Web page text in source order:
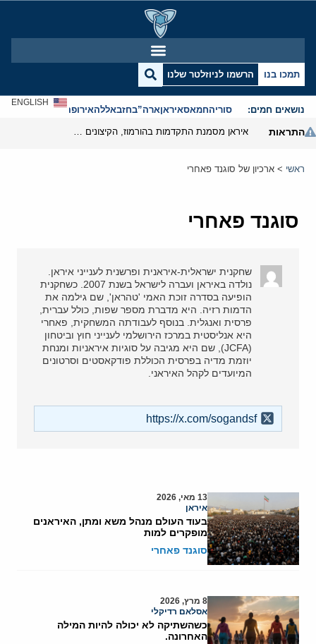
תמכו בנו הרשמו לניוזלטר שלנו
נושאים חמים: סוריהחמאסאיראןארה”בחזבאללהאירופהאנטישמיות
ENGLISH
התראות
ראשי > ארכיון של סוגנד פאחרי
סוגנד פאחרי
שחקנית ישראלית-איראנית ופרשנית לענייני איראן.
נולדה באיראן ועברה לישראל בשנת 2007. כשחקנית
הופיעה בסדרה זוכת האמי 'טהראן', שם גילמה את
הדמות רזיה. היא מדברת מספר שפות, כולל עברית,
פרסית ואנגלית. בנוסף לעבודתה המשחקית, פאחרי
היא אנליסטית במרכז הירושלמי לענייני חוץ וביטחון
(JCFA), שם היא מגיבה על סוגיות איראניות ומנחת
יוזמת מדיה בפרסית הכוללת פודקאסטים וסרטונים
המיועדים לקהל האיראני.
https://x.com/sogandsf
13 מאי, 2026
איראן
בעוד העולם מנהל משא ומתן, האיראנים
מופקרים למות
סוגנד פאחרי
8 מרץ, 2026
אסלאם רדיקלי
כשהשתיקה לא יכולה להיות המילה
האחרונה.